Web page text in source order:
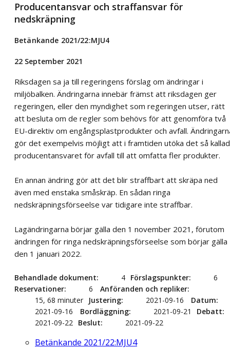
Producentansvar och straffansvar för
nedskräpning
Betänkande 2021/22:MJU4
22 September 2021
Riksdagen sa ja till regeringens förslag om ändringar i
miljöbalken. Ändringarna innebär främst att riksdagen ger
regeringen, eller den myndighet som regeringen utser, rätt
att besluta om de regler som behövs för att genomföra två
EU-direktiv om engångsplastprodukter och avfall.
gör det exempelvis möjligt att i framtiden utöka det så
producentansvaret för avfall till att omfatta fler produkter.
En annan ändring gör att det blir straffbart att skräpa ned
även med enstaka småskräp. En sådan ringa
nedskräpningsförseelse var tidigare inte straffbar.
Lagändringarna börjar gälla den 1 november 2021, förutom
ändringen för ringa nedskräpningsförseelse som börjar gälla
den 1 januari 2022.
Behandlade dokument 4 Förslagspunkter
6
Reservationer
6
Anföranden och repliker
15, 68 minuter
Justering 2021-09-16
Datum
2021-09-16
Bordläggning 2021-09-21
Debatt
2021-09-22
Beslut 2021-09-22
Betänkande 2021/22:MJU4